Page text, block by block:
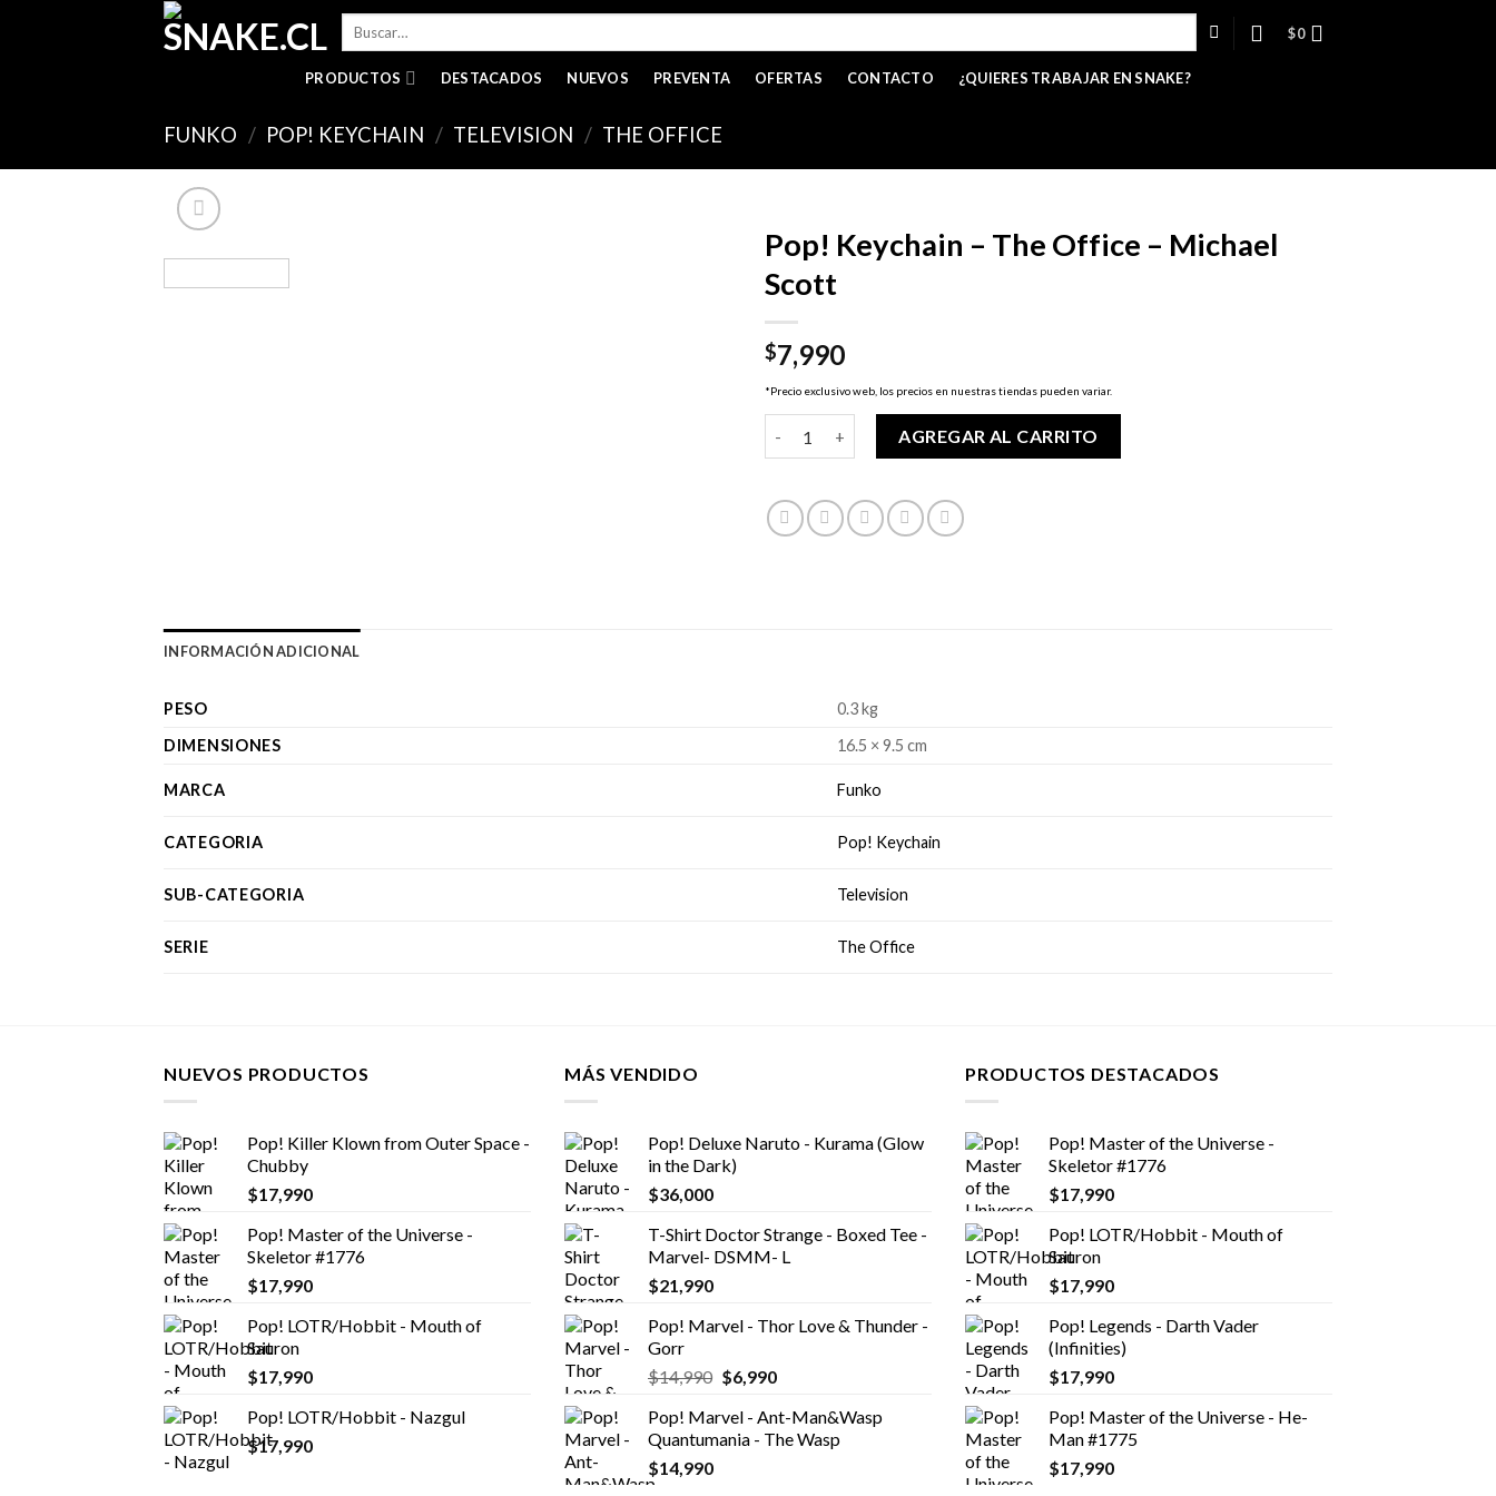
Buscar
$0
PRODUCTOS DESTACADOS NUEVOS PREVENTA OFERTAS CONTACTO ¿QUIERES TRABAJAR EN SNAKE?
FUNKO / POP! KEYCHAIN / TELEVISION / THE OFFICE
Pop! Keychain – The Office – Michael
Scott
$7,990
*Precio exclusivo web, los precios en nuestras tiendas pueden variar.
AGREGAR AL CARRITO
INFORMACIÓN ADICIONAL
PESO
0.3 kg
DIMENSIONES
16.5 × 9.5 cm
MARCA Funko
CATEGORIA Pop! Keychain
SUB-CATEGORIA Television
SERIE The Office
NUEVOS PRODUCTOS
Pop! Killer Klown from Outer Space -
Chubby
$17,990
Pop! Master of the Universe -
Skeletor #1776
$17,990
Pop! LOTR/Hobbit - Mouth of
Sauron
$17,990
Pop! LOTR/Hobbit - Nazgul
$17,990
MÁS VENDIDO
Pop! Deluxe Naruto - Kurama (Glow
in the Dark)
$36,000
T-Shirt Doctor Strange - Boxed Tee -
Marvel- DSMM- L
$21,990
Pop! Marvel - Thor Love & Thunder -
Gorr
$14,990 El
original
era:
$6,990El
actual
es:
Pop! Marvel - Ant-Man&Wasp
Quantumania - The Wasp
$14,990
PRODUCTOS DESTACADOS
Pop! Master of the Universe -
Skeletor #1776
$17,990
Pop! LOTR/Hobbit - Mouth of
Sauron
$17,990
Pop! Legends - Darth Vader
(Infinities)
$17,990
Pop! Master of the Universe - He-
Man #1775
$17,990